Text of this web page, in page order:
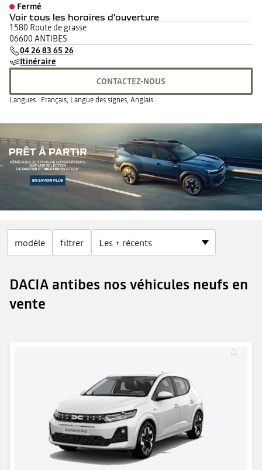
Fermé
Voir tous les horaires d'ouverture
lundi
mardi
mercredi
jeudi
vendredi
08:30 - 12:0014:00 - 19:00
09:00 - 12:00
dimanche
Fermé
1580 Route de grasse
06600 ANTIBES
04 26 83 65 26
Itinéraire
CONTACTEZ-NOUS
Langues : Français, Langue des signes, Anglais
modèle filtrer
DACIA antibes nos véhicules neufs en
vente